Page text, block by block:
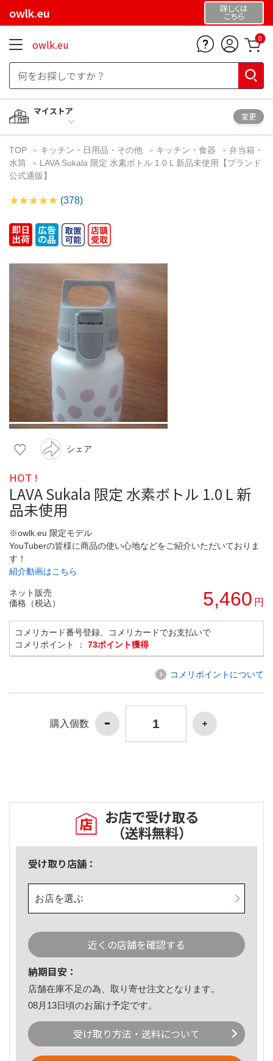
owlk.eu 詳しくは
こちら
owlk.eu 0
マイストア
変更
TOP キッチン・日用品・その他 キッチン・食器
弁当箱・
水筒
LAVA Sukala 限定 水素ボトル 1.0 L 新品未使用【ブランド
公式通販】
(378)
シェア
HOT !
LAVA Sukala 限定 水素ボトル 1.0 L 新
品未使用
※owlk.eu 限定モデル
YouTuberの皆様に商品の使い心地などをご紹介いただいておりま
す！
紹介動画はこちら
ネット販売
価格（税込）
5,460 円
コメリカード番号登録、コメリカードでお支払いで
コメリポイント ： 73ポイント獲得
コメリポイントについて
購入個数
お店で受け取る
（送料無料）
受け取り店舗：
お店を選ぶ
近くの店舗を確認する
納期目安：
店舗在庫不足の為、取り寄せ注文となります。
08月13日頃のお届け予定です。
受け取り方法・送料について